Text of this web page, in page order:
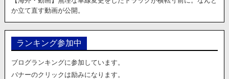
か立て直す動画が公開。
ランキング参加中
ブログランキングに参加しています。
バナーのクリックは励みになります。